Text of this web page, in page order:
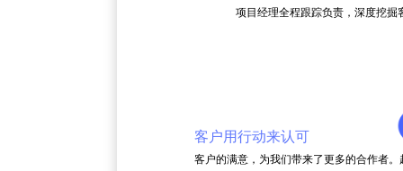
项目经理全程跟踪负责，深度挖掘
客户用行动来认可
客户的满意，为我们带来了更多的合作者。